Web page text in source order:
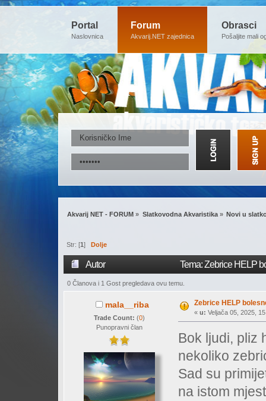
Portal
Naslovnica
Forum
Akvarij.NET zajednica
Obrasci
Pošaljite mali
Akvarij NET - FORUM » Slatkovodna Akvaristika» Novi u
Str: [1] Dolje
Autor Tema: Zebrice HELP
0 Članova i 1 Gost pregledava ovu temu.
mala__riba
Trade Count: (0)
Punopravni član
Zebrice HELP
« u: Veljača 05, 2025,
Bok ljudi, pliz
nekoliko
Sad su
na istom